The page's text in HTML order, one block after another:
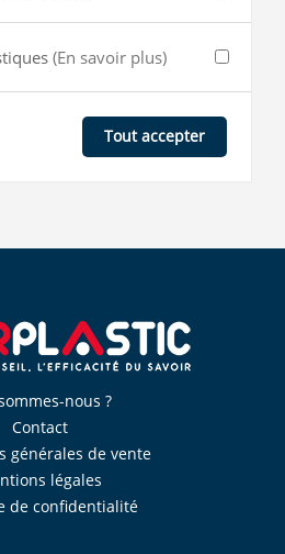
(En savoir plus)
Tout accepter
nous ?
Contact
générales de vente
légales
de confidentialité